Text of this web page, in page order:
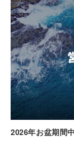
2026年お盆期間